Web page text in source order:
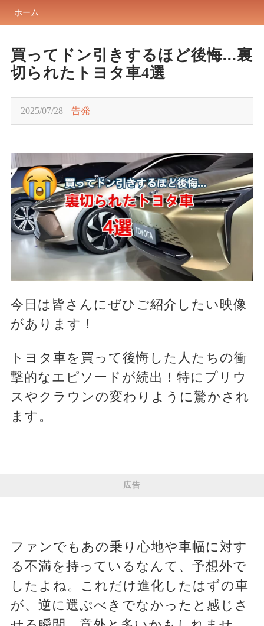
ホーム
買ってドン引きするほど後悔...裏
切られたトヨタ車4選
2025/07/28 告発
今日は皆さんにぜひご紹介したい映像
があります！
トヨタ車を買って後悔した人たちの衝
撃的なエピソードが続出！特にプリウ
スやクラウンの変わりように驚かされ
ます。
広告
ファンでもあの乗り心地や車幅に対す
る不満を持っているなんて、予想外で
したよね。これだけ進化したはずの車
が、逆に選ぶべきでなかったと感じさ